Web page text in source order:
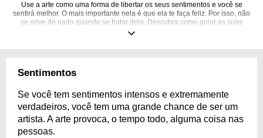
Use a arte como uma forma de libertar os seus sentimentos e você se
sentirá melhor. O mais importante nela é que ela te faça feliz. Por isso, não
se prive de nada quando se tratar dela. Descubra como guiar as suas
ideias artísticas!
Sentimentos
Se você tem sentimentos intensos e extremamente
verdadeiros, você tem uma grande chance de ser um
artista. A arte provoca, o tempo todo, alguma coisa nas
pessoas.